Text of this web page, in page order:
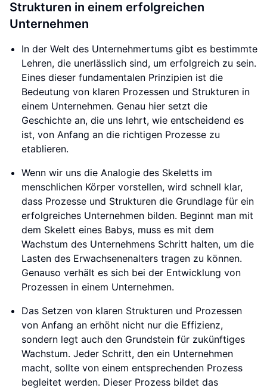
Strukturen in einem erfolgreichen
Unternehmen
In der Welt des Unternehmertums gibt es bestimmte
Lehren, die unerlässlich sind, um erfolgreich zu sein.
Eines dieser fundamentalen Prinzipien ist die
Bedeutung von klaren Prozessen und Strukturen in
einem Unternehmen. Genau hier setzt die
Geschichte an, die uns lehrt, wie entscheidend es
ist, von Anfang an die richtigen Prozesse zu
etablieren.
Wenn wir uns die Analogie des Skeletts im
menschlichen Körper vorstellen, wird schnell klar,
dass Prozesse und Strukturen die Grundlage für ein
erfolgreiches Unternehmen bilden. Beginnt man mit
dem Skelett eines Babys, muss es mit dem
Wachstum des Unternehmens Schritt halten, um die
Lasten des Erwachsenenalters tragen zu können.
Genauso verhält es sich bei der Entwicklung von
Prozessen in einem Unternehmen.
Das Setzen von klaren Strukturen und Prozessen
von Anfang an erhöht nicht nur die Effizienz,
sondern legt auch den Grundstein für zukünftiges
Wachstum. Jeder Schritt, den ein Unternehmen
macht, sollte von einem entsprechenden Prozess
begleitet werden. Dieser Prozess bildet das